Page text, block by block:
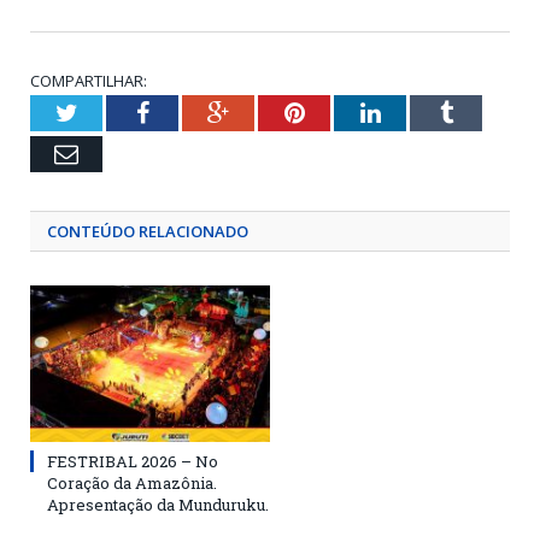
COMPARTILHAR:
TwitterFacebookGoogle+PinterestLinkedInTumblr
Email
CONTEÚDO RELACIONADO
FESTRIBAL 2026 – No
Coração da Amazônia.
Apresentação da Munduruku.